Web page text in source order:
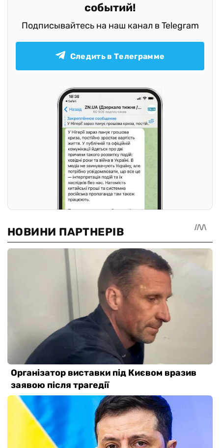
событий!
Подписывайтесь на наш канал в Telegram
Следить в Телеграмме